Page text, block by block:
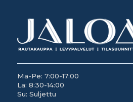
Ma-Pe: 7:00-17:00
La: 8:30-14:00
Su: Suljettu